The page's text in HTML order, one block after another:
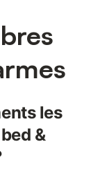
les
&